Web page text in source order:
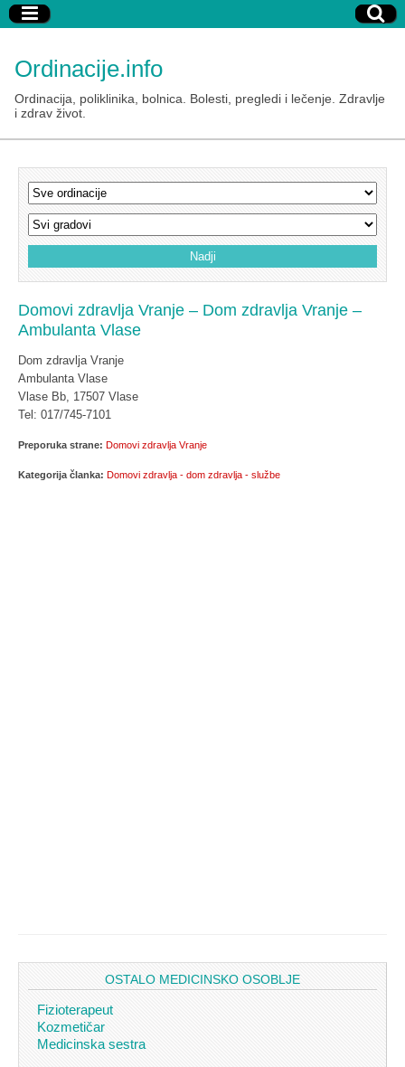
Ordinacije.info
Ordinacija, poliklinika, bolnica. Bolesti, pregledi i lečenje. Zdravlje
i zdrav život.
Domovi zdravlja Vranje – Dom zdravlja Vranje –
Ambulanta Vlase
Dom zdravlja Vranje
Ambulanta Vlase
Vlase Bb, 17507 Vlase
Tel: 017/745-7101
Preporuka strane: Domovi zdravlja Vranje
Kategorija članka: Domovi zdravlja - dom zdravlja - službe
OSTALO MEDICINSKO OSOBLJE
Fizioterapeut
Kozmetičar
Medicinska sestra